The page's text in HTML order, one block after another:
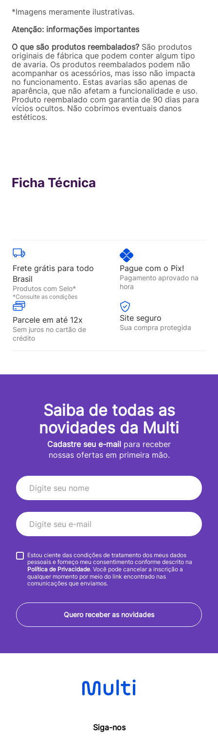
*Imagens meramente ilustrativas.
Atenção: informações importantes
O que são produtos reembalados? São produtos
originais de fábrica que podem conter algum tipo
de avaria. Os produtos reembalados podem não
acompanhar os acessórios, mas isso não impacta
no funcionamento. Estas avarias são apenas de
aparência, que não afetam a funcionalidade e uso.
Produto reembalado com garantia de 90 dias para
vícios ocultos. Não cobrimos eventuais danos
estéticos.
Ficha Técnica
Frete grátis para todo
Brasil
Produtos com Selo*
*Consulte as condições
Pague com o Pix!
Pagamento aprovado na
hora
Parcele em até 12x
Sem juros no cartão de
crédito
Site seguro
Sua compra protegida
Saiba de todas as
novidades da Multi
Cadastre seu e-mail para receber
nossas ofertas em primeira mão.
Quero receber as novidades
Estou ciente das condições de tratamento dos meus dados
pessoais e forneço meu consentimento conforme descrito na
Política de Privacidade. Você pode cancelar a inscrição a
qualquer momento por meio do link encontrado nas
comunicações que enviamos.
Siga-nos